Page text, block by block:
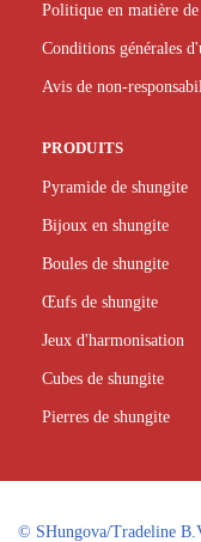
Politique en matière
Conditions générales
Avis de non-
PRODUITS
Pyramide de shungite
Bijoux en shungite
Boules de shungite
Œufs de shungite
Jeux d'harmonisation
Cubes de shungite
Pierres de shungite
© SHungova/Tradeline